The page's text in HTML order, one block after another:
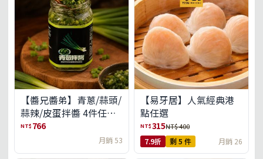
【醬兄醬弟】青蔥/蒜頭/
蒜辣/皮蛋拌醬 4件任選
(免運組)
NT$ 766
月銷 53
【易牙居】人氣經典港
點任選
NT$315NT$ 400
7.9折 剩 5 件 月銷 26